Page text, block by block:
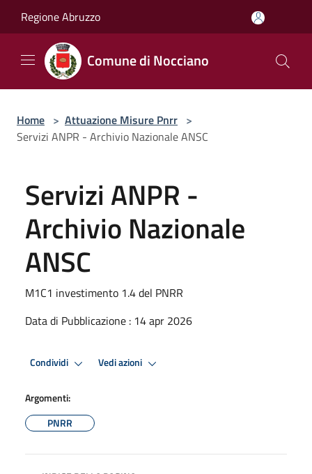
Regione Abruzzo
Comune di Nocciano
Home > Attuazione Misure Pnrr >
Servizi ANPR - Archivio Nazionale ANSC
Servizi ANPR -
Archivio Nazionale
ANSC
M1C1 investimento 1.4 del PNRR
Data di Pubblicazione : 14 apr 2026
Condividi Vedi azioni
Argomenti:
PNRR